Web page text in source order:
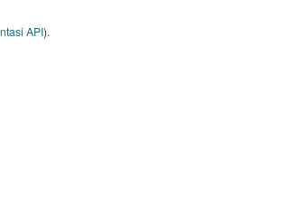
API).